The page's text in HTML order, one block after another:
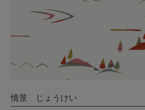
情景 じょうけい